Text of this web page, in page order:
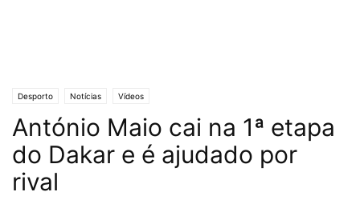
Desporto Notícias Vídeos
António Maio cai na 1ª etapa
do Dakar e é ajudado por
rival